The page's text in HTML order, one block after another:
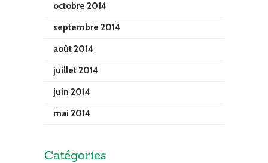
octobre 2014
septembre 2014
août 2014
juillet 2014
juin 2014
mai 2014
Catégories